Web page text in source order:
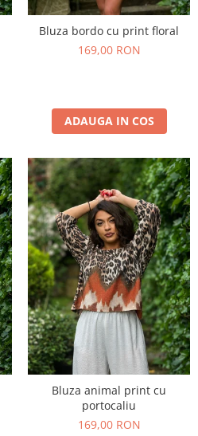
Bluza bordo cu print floral
169,00 RON
ADAUGA IN COS
Bluza animal print cu
portocaliu
169,00 RON